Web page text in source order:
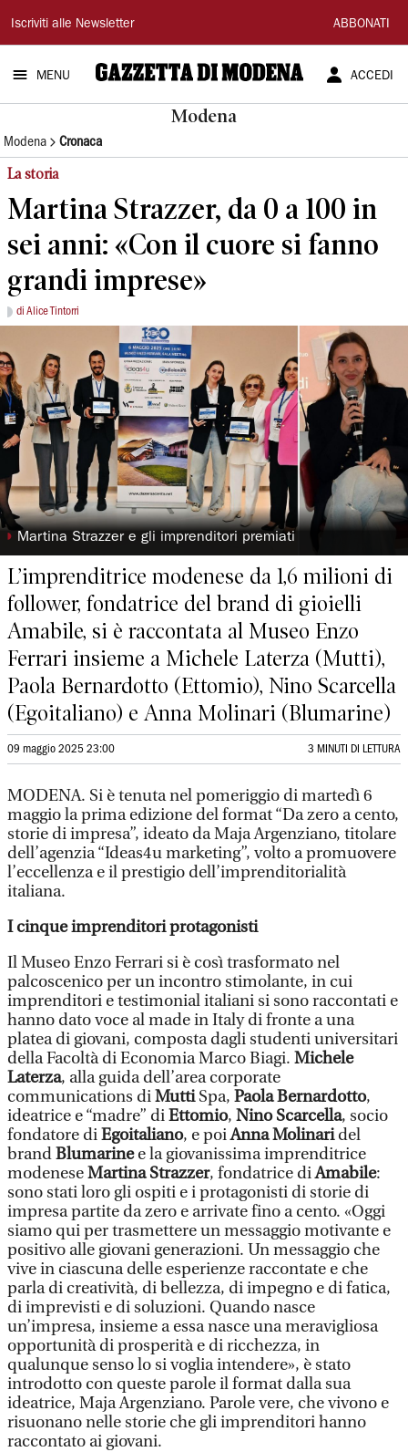
Gazzetta
di
Modena
Iscriviti alle Newsletter ABBONATI
MENU ACCEDI
Modena
Modena Cronaca
La storia
Martina Strazzer, da 0 a 100 in
sei anni: «Con il cuore si fanno
grandi imprese»
di Alice Tintorri
◗ Martina Strazzer e gli imprenditori premiati
L’imprenditrice modenese da 1,6 milioni di
follower, fondatrice del brand di gioielli
Amabile, si è raccontata al Museo Enzo
Ferrari insieme a Michele Laterza (Mutti),
Paola Bernardotto (Ettomio), Nino Scarcella
(Egoitaliano) e Anna Molinari (Blumarine)
09 maggio 2025 23:00 3 MINUTI DI LETTURA
MODENA. Si è tenuta nel pomeriggio di martedì 6
maggio la prima edizione del format “Da zero a cento,
storie di impresa”, ideato da Maja Argenziano, titolare
dell’agenzia “Ideas4u marketing”, volto a promuovere
l’eccellenza e il prestigio dell’imprenditorialità
italiana.
I cinque imprenditori protagonisti
Il Museo Enzo Ferrari si è così trasformato nel
palcoscenico per un incontro stimolante, in cui
imprenditori e testimonial italiani si sono raccontati e
hanno dato voce al made in Italy di fronte a una
platea di giovani, composta dagli studenti universitari
della Facoltà di Economia Marco Biagi. Michele
Laterza, alla guida dell’area corporate
communications diMuttiSpa, Paola Bernardotto,
ideatrice e “madre” diEttomio, Nino Scarcella, socio
fondatore diEgoitaliano, e poiAnna Molinaridel
brandBlumarinee la giovanissima imprenditrice
modeneseMartina Strazzer, fondatrice diAmabile:
sono stati loro gli ospiti e i protagonisti di storie di
impresa partite da zero e arrivate fino a cento. «Oggi
siamo qui per trasmettere un messaggio motivante e
positivo alle giovani generazioni. Un messaggio che
vive in ciascuna delle esperienze raccontate e che
parla di creatività, di bellezza, di impegno e di fatica,
di imprevisti e di soluzioni. Quando nasce
un’impresa, insieme a essa nasce una meravigliosa
opportunità di prosperità e di ricchezza, in
qualunque senso lo si voglia intendere», è stato
introdotto con queste parole il format dalla sua
ideatrice, Maja Argenziano. Parole vere, che vivono e
risuonano nelle storie che gli imprenditori hanno
raccontato ai giovani.